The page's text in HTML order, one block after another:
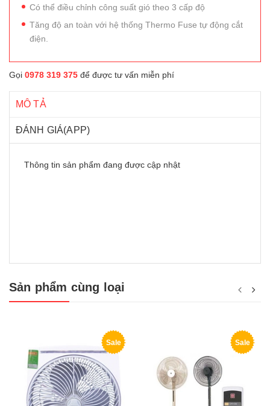
Có thể điều chỉnh công suất gió theo 3 cấp độ
Tăng độ an toàn với hệ thống Thermo Fuse tự động cắt
điện.
Gọi 0978 319 375 để được tư vấn miễn phí
MÔ TẢ
ĐÁNH GIÁ(APP)
Thông tin sản phẩm đang được cập nhật
Sản phẩm cùng loại
Sale Sale